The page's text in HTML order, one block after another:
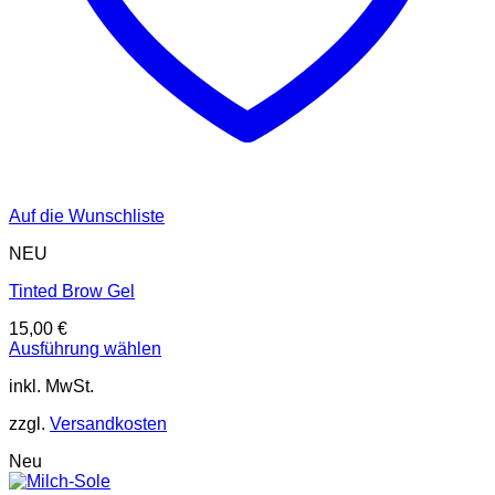
Auf die Wunschliste
NEU
Tinted Brow Gel
15,00 €
Ausführung wählen
Produkt
mehrere
auf.
Die
inkl. MwSt.
zzgl. Versandkosten
Neu